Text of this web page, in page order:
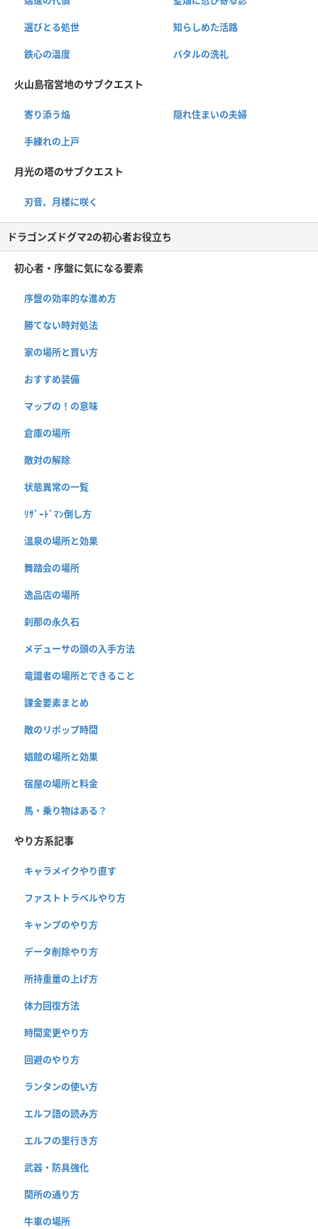
選びとる処世 知らしめた活路
鉄心の温度 バタルの洗礼
火山島宿営地のサブクエスト
寄り添う焔 隠れ住まいの夫婦
手練れの上戸
月光の塔のサブクエスト
刃音、月楼に咲く
ドラゴンズドグマ2の初心者お役立ち
初心者・序盤に気になる要素
序盤の効率的な進め方
勝てない時対処法
家の場所と買い方
おすすめ装備
マップの！の意味
倉庫の場所
敵対の解除
状態異常の一覧
ﾘｻﾞｰﾄﾞﾏﾝ倒し方
温泉の場所と効果
舞踏会の場所
逸品店の場所
刹那の永久石
メデューサの頭の入手方法
竜識者の場所とできること
課金要素まとめ
敵のリポップ時間
娼館の場所と効果
宿屋の場所と料金
馬・乗り物はある？
やり方系記事
キャラメイクやり直す
ファストトラベルやり方
キャンプのやり方
データ削除やり方
所持重量の上げ方
体力回復方法
時間変更やり方
回避のやり方
ランタンの使い方
エルフ語の読み方
エルフの里行き方
武器・防具強化
関所の通り方
牛車の場所